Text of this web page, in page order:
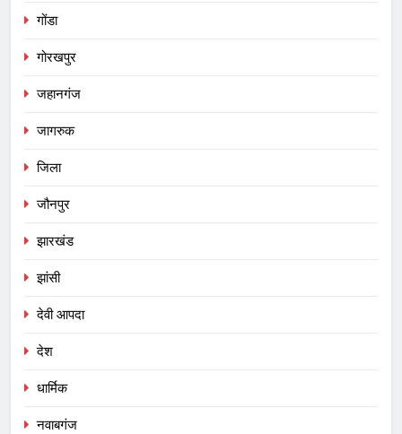
गोंडा
गोरखपुर
जहानगंज
जागरुक
जिला
जौनपुर
झारखंड
झांसी
देवी आपदा
देश
धार्मिक
नवाबगंज